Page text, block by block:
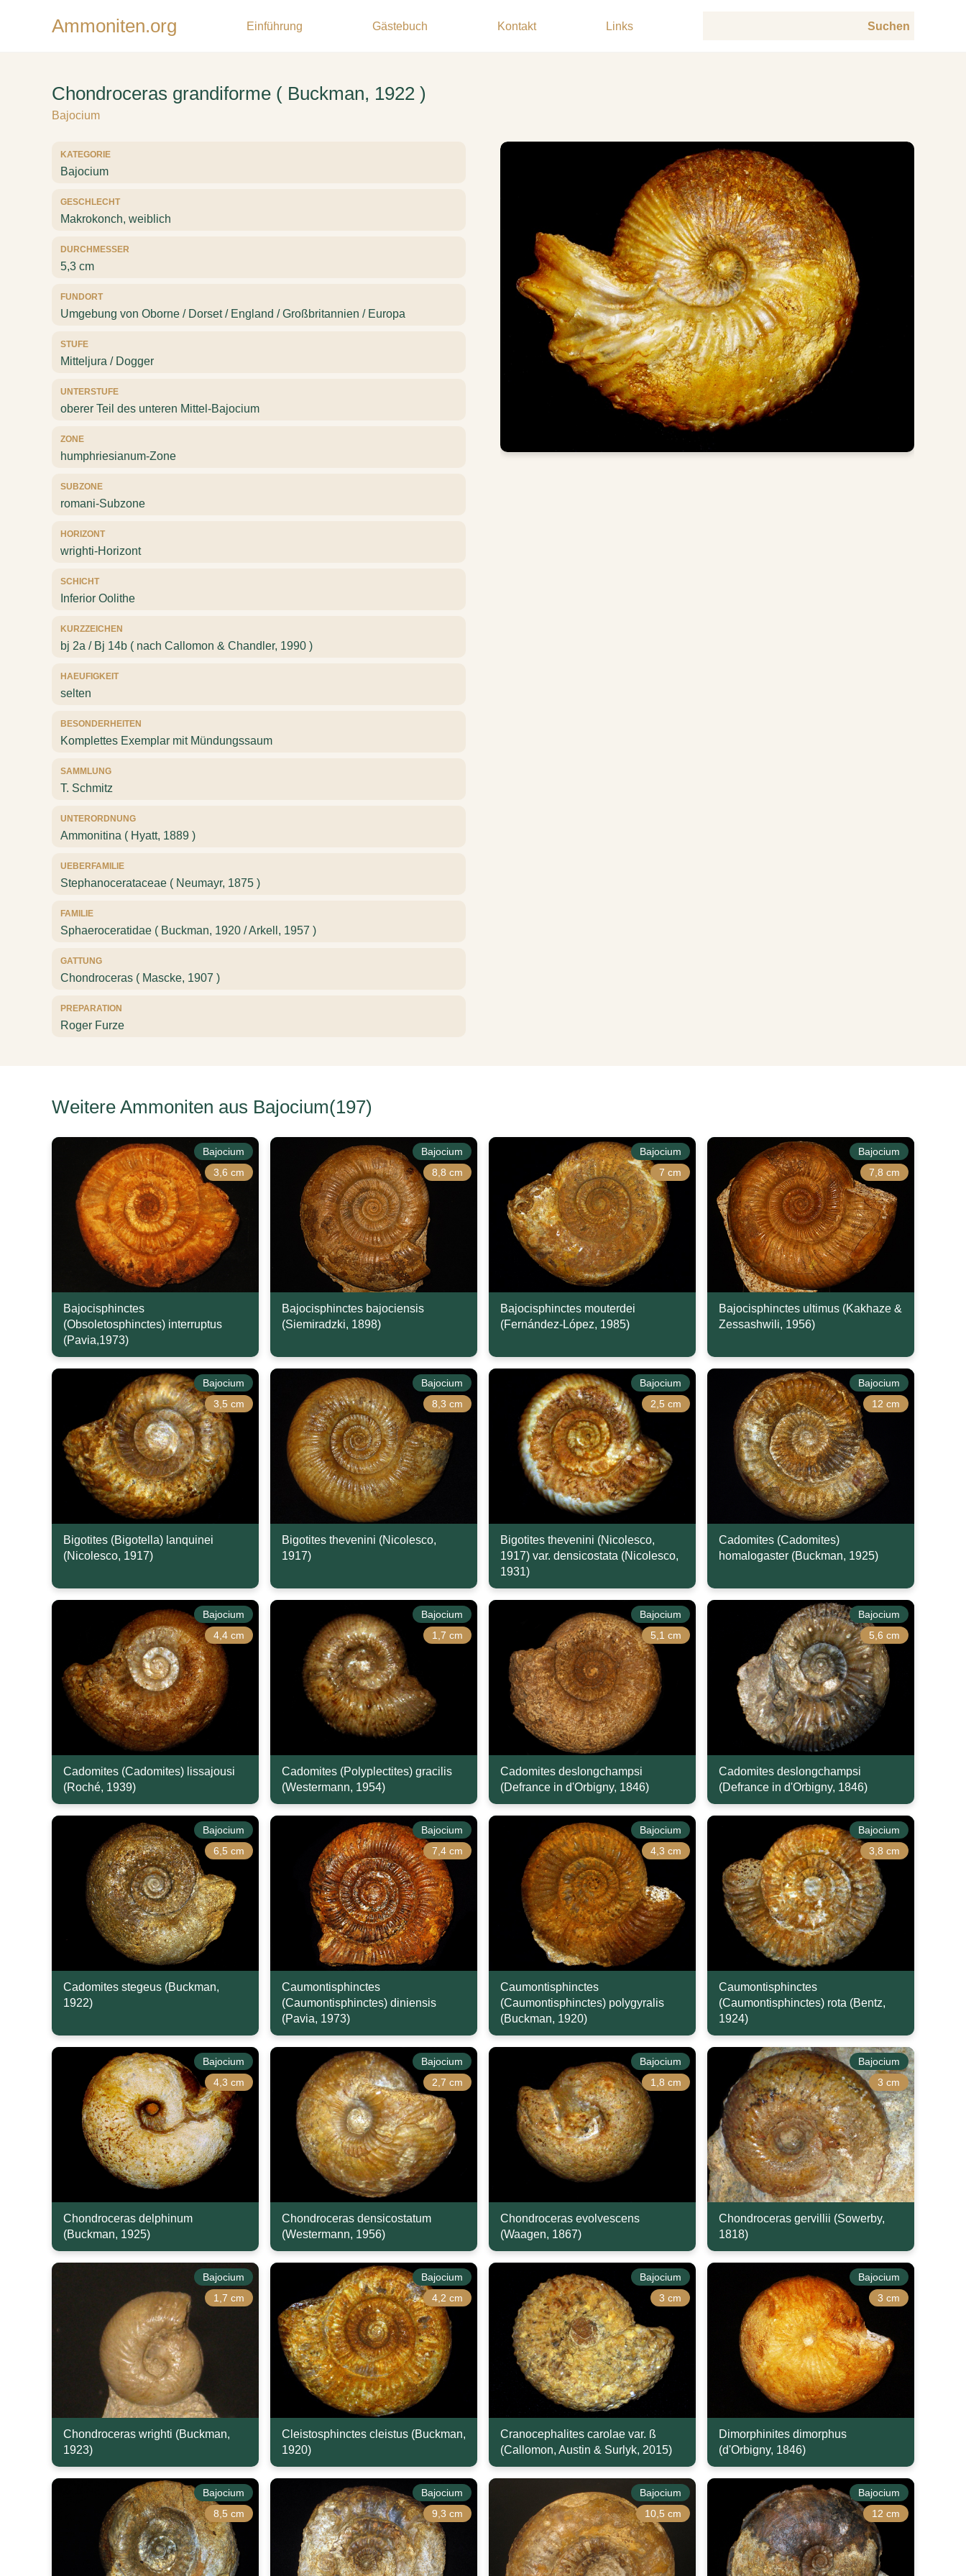
Ammoniten.org Einführung Gästebuch Kontakt Links
Chondroceras grandiforme ( Buckman, 1922 )
Bajocium
KATEGORIE
Bajocium
GESCHLECHT
Makrokonch, weiblich
DURCHMESSER
5,3 cm
FUNDORT
Umgebung von Oborne / Dorset / England / Großbritannien / Europa
STUFE
Mitteljura / Dogger
UNTERSTUFE
oberer Teil des unteren Mittel-Bajocium
ZONE
humphriesianum-Zone
SUBZONE
romani-Subzone
HORIZONT
wrighti-Horizont
SCHICHT
Inferior Oolithe
KURZZEICHEN
bj 2a / Bj 14b ( nach Callomon & Chandler, 1990 )
HAEUFIGKEIT
selten
BESONDERHEITEN
Komplettes Exemplar mit Mündungssaum
SAMMLUNG
T. Schmitz
UNTERORDNUNG
Ammonitina ( Hyatt, 1889 )
UEBERFAMILIE
Stephanocerataceae ( Neumayr, 1875 )
FAMILIE
Sphaeroceratidae ( Buckman, 1920 / Arkell, 1957 )
GATTUNG
Chondroceras ( Mascke, 1907 )
PREPARATION
Roger Furze
Weitere Ammoniten aus Bajocium(197)
Bajocium
3,6 cm
Bajocisphinctes
(Obsoletosphinctes) interruptus
(Pavia,1973)
Bajocium
8,8 cm
Bajocisphinctes bajociensis
(Siemiradzki, 1898)
Bajocium
7 cm
Bajocisphinctes mouterdei
(Fernández-López, 1985)
Bajocium
7,8 cm
Bajocisphinctes ultimus (Kakhaze &
Zessashwili, 1956)
Bajocium
3,5 cm
Bigotites (Bigotella) lanquinei
(Nicolesco, 1917)
Bajocium
8,3 cm
Bigotites thevenini (Nicolesco,
1917)
Bajocium
2,5 cm
Bigotites thevenini (Nicolesco,
1917) var. densicostata (Nicolesco,
1931)
Bajocium
12 cm
Cadomites (Cadomites)
homalogaster (Buckman, 1925)
Bajocium
4,4 cm
Cadomites (Cadomites) lissajousi
(Roché, 1939)
Bajocium
1,7 cm
Cadomites (Polyplectites) gracilis
(Westermann, 1954)
Bajocium
5,1 cm
Cadomites deslongchampsi
(Defrance in d'Orbigny, 1846)
Bajocium
5,6 cm
Cadomites deslongchampsi
(Defrance in d'Orbigny, 1846)
Bajocium
6,5 cm
Cadomites stegeus (Buckman,
1922)
Bajocium
7,4 cm
Caumontisphinctes
(Caumontisphinctes) diniensis
(Pavia, 1973)
Bajocium
4,3 cm
Caumontisphinctes
(Caumontisphinctes) polygyralis
(Buckman, 1920)
Bajocium
3,8 cm
Caumontisphinctes
(Caumontisphinctes) rota (Bentz,
1924)
Bajocium
4,3 cm
Chondroceras delphinum
(Buckman, 1925)
Bajocium
2,7 cm
Chondroceras densicostatum
(Westermann, 1956)
Bajocium
1,8 cm
Chondroceras evolvescens
(Waagen, 1867)
Bajocium
3 cm
Chondroceras gervillii (Sowerby,
1818)
Bajocium
1,7 cm
Chondroceras wrighti (Buckman,
1923)
Bajocium
4,2 cm
Cleistosphinctes cleistus (Buckman,
1920)
Bajocium
3 cm
Cranocephalites carolae var. ß
(Callomon, Austin & Surlyk, 2015)
Bajocium
3 cm
Dimorphinites dimorphus
(d'Orbigny, 1846)
Bajocium
8,5 cm
Bajocium
9,3 cm
Bajocium
10,5 cm
Bajocium
12 cm